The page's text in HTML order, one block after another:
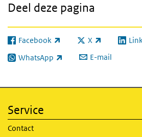
Deel deze pagina
Facebook
(externe link) X
(externe link)
WhatsApp
(externe link) E-mail
Service
Contact